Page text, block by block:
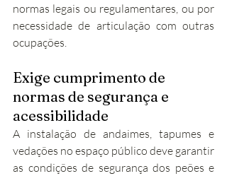
normas legais ou regulamentares, ou por
necessidade de articulação com outras
ocupações.
Exige cumprimento de
normas de segurança e
acessibilidade
A instalação de andaimes, tapumes e
vedações no espaço público deve garantir
as condições de segurança dos peões e